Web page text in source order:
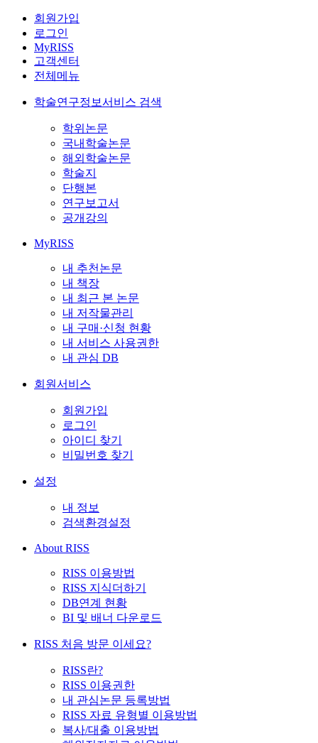
회원가입
로그인
MyRISS
고객센터
전체메뉴
학술연구정보서비스 검색
학위논문
국내학술논문
해외학술논문
학술지
단행본
연구보고서
공개강의
MyRISS
내 추천논문
내 책장
내 최근 본 논문
내 저작물관리
내 구매·신청 현황
내 서비스 사용권한
내 관심 DB
회원서비스
회원가입
로그인
아이디 찾기
비밀번호 찾기
설정
내 정보
검색환경설정
About RISS
RISS 이용방법
RISS 지식더하기
DB연계 현황
BI 및 배너 다운로드
RISS 처음 방문 이세요?
RISS란?
RISS 이용권한
내 관심논문 등록방법
RISS 자료 유형별 이용방법
복사/대출 이용방법